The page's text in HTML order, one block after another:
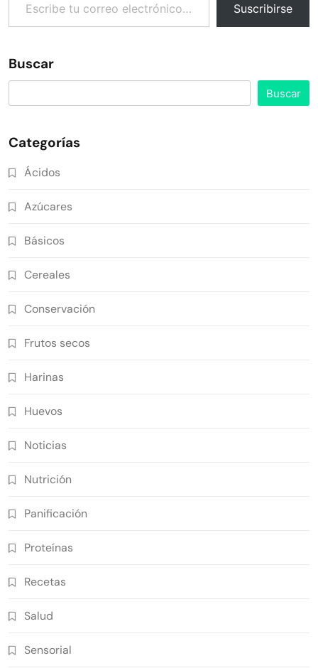
Suscribirse
Buscar
Buscar
Categorías
Ácidos
Azúcares
Básicos
Cereales
Conservación
Frutos secos
Harinas
Huevos
Noticias
Nutrición
Panificación
Proteínas
Recetas
Salud
Sensorial